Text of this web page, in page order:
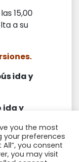
15,00
a su
ida y
ida y
+
you the most
your preferences
you consent
you may visit